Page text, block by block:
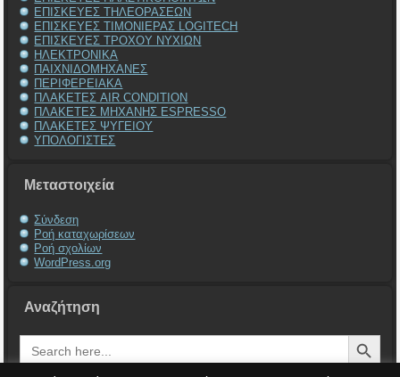
ΕΠΙΣΚΕΥΕΣ ΤΗΛΕΟΡΑΣΕΩΝ
ΕΠΙΣΚΕΥΕΣ ΤΙΜΟΝΙΕΡΑΣ LOGITECH
ΕΠΙΣΚΕΥΕΣ ΤΡΟΧΟΥ ΝΥΧΙΩΝ
ΗΛΕΚΤΡΟΝΙΚΑ
ΠΑΙΧΝΙΔΟΜΗΧΑΝΕΣ
ΠΕΡΙΦΕΡΕΙΑΚΑ
ΠΛΑΚΕΤΕΣ AIR CONDITION
ΠΛΑΚΕΤΕΣ ΜΗΧΑΝΗΣ ESPRESSO
ΠΛΑΚΕΤΕΣ ΨΥΓΕΙΟΥ
ΥΠΟΛΟΓΙΣΤΕΣ
Μεταστοιχεία
Σύνδεση
Ροή καταχωρίσεων
Ροή σχολίων
WordPress.org
Αναζήτηση
Search
for:
Search Button